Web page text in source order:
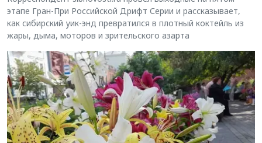
этапе Гран-При Российской Дрифт Серии и рассказывает,
как сибирский уик-энд превратился в плотный коктейль из
жары, дыма, моторов и зрительского азарта